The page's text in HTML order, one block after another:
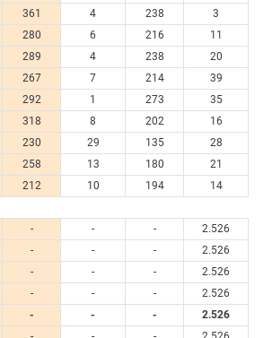
361 4 238
3
280 6 216
11
289 4 238
20
267 7 214
39
292 1 273
35
318 8 202
16
230 29 135
28
258 13 180
21
212 10 194
14
- - -
2.526
- - -
2.526
- - -
2.526
- - -
2.526
- - -
2.526